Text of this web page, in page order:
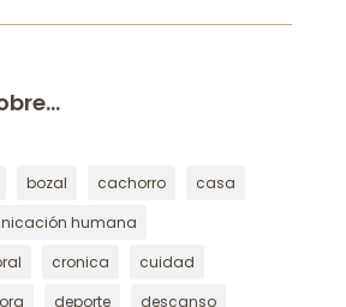
bozal cachorro
casa
humana
cronica
cuidad
deporte
descanso